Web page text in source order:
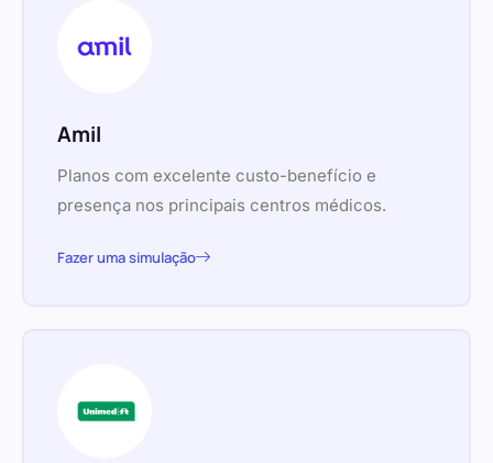
Amil
Planos com excelente custo-benefício e
presença nos principais centros médicos.
Fazer uma simulação